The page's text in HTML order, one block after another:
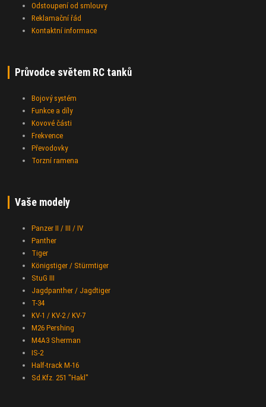
Odstoupení od smlouvy
Reklamační řád
Kontaktní informace
Průvodce světem RC tanků
Bojový systém
Funkce a díly
Kovové části
Frekvence
Převodovky
Torzní ramena
Vaše modely
Panzer II / III / IV
Panther
Tiger
Königstiger / Stürmtiger
StuG III
Jagdpanther / Jagdtiger
T-34
KV-1 / KV-2 / KV-7
M26 Pershing
M4A3 Sherman
IS-2
Half-track M-16
Sd.Kfz. 251 "Hakl"